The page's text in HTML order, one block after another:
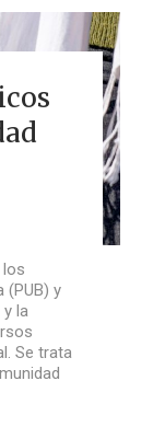
los
(PUB) y
la
Se trata